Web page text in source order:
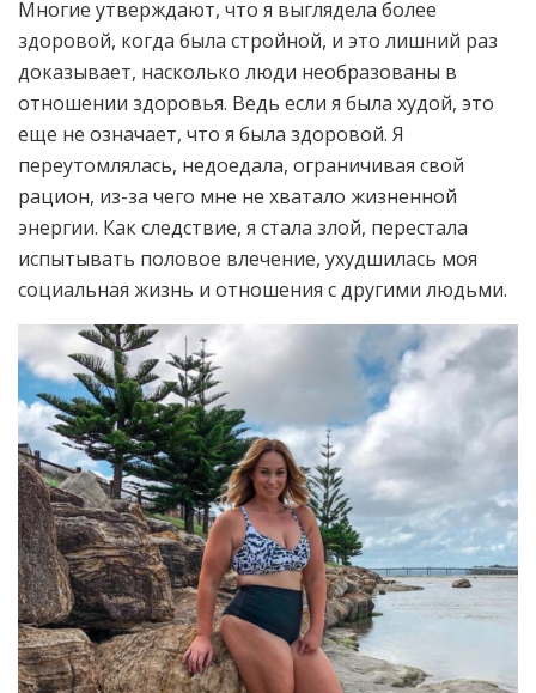
Многие утверждают, что я выглядела более
здоровой, когда была стройной, и это лишний раз
доказывает, насколько люди необразованы в
отношении здоровья. Ведь если я была худой, это
еще не означает, что я была здоровой. Я
переутомлялась, недоедала, ограничивая свой
рацион, из-за чего мне не хватало жизненной
энергии. Как следствие, я стала злой, перестала
испытывать половое влечение, ухудшилась моя
социальная жизнь и отношения с другими людьми.